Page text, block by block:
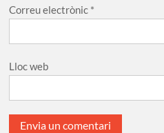
Correu electrònic *
Lloc web